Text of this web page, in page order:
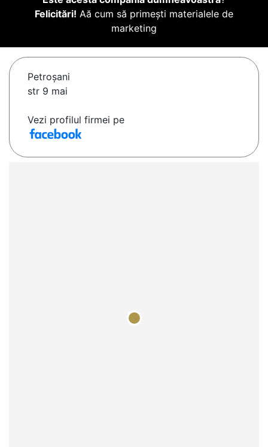
Felicitări! Aă cum să primești materialele de
marketing
Petroşani
str 9 mai
Vezi profilul firmei pe